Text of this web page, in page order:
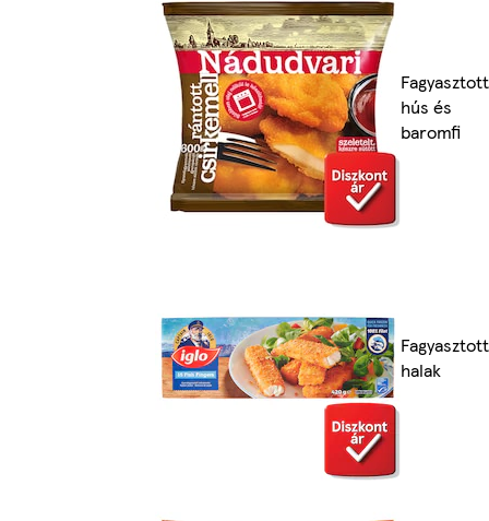
Fagyasztott
hús és
baromfi
Fagyasztott
halak